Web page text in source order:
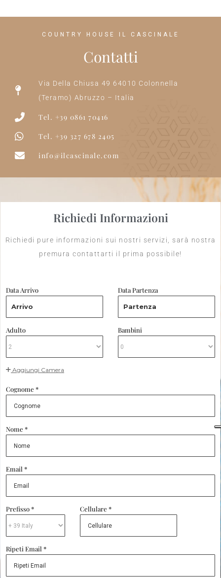
COUNTRY HOUSE IL CASCINALE
Contatti
Via Della Chiusa 49 64010 Colonnella
(Teramo) Abruzzo – Italia
Tel. +39 0861 70416
Tel. +39 327 678 2405
info@ilcascinale.com
Richiedi Informazioni
Richiedi pure informazioni sui nostri servizi, sarà nostra
premura contattarti il prima possibile!
Data Arrivo
Arrivo
Data Partenza
Partenza
Adulto Bambini
Aggiungi Camera
Cognome *
Nome *
Email *
Prefisso * Cellulare *
Ripeti Email *